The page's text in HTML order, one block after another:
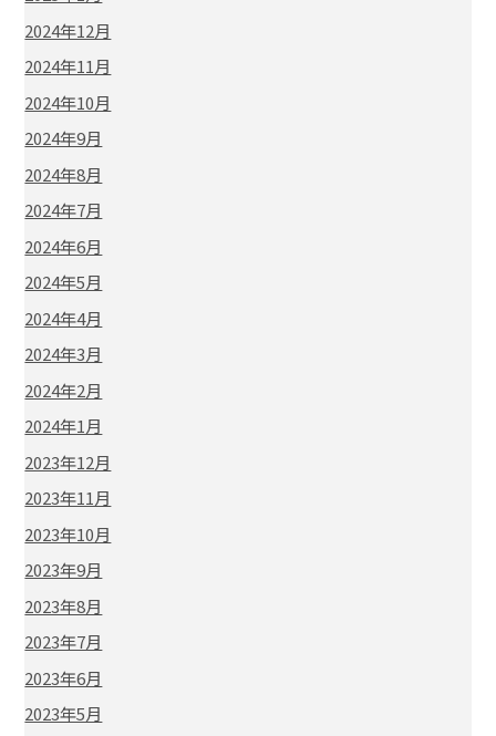
2024年12月
2024年11月
2024年10月
2024年9月
2024年8月
2024年7月
2024年6月
2024年5月
2024年4月
2024年3月
2024年2月
2024年1月
2023年12月
2023年11月
2023年10月
2023年9月
2023年8月
2023年7月
2023年6月
2023年5月